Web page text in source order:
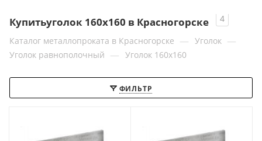
Купитьуголок 160х160 в Красногорске
4
Каталог металлопроката в Красногорске — Уголок —
Уголок равнополочный — Уголок 160х160
ФИЛЬТР